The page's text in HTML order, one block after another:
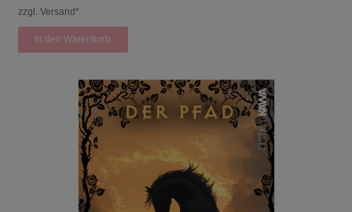
zzgl. Versand*
In den Warenkorb